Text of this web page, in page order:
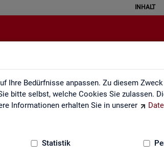
Ihre Bedürfnisse anpassen. Zu diesem
bitte selbst, welche Cookies Sie zulassen.
Informationen erhalten Sie in unserer
Statistik
INHALT
und